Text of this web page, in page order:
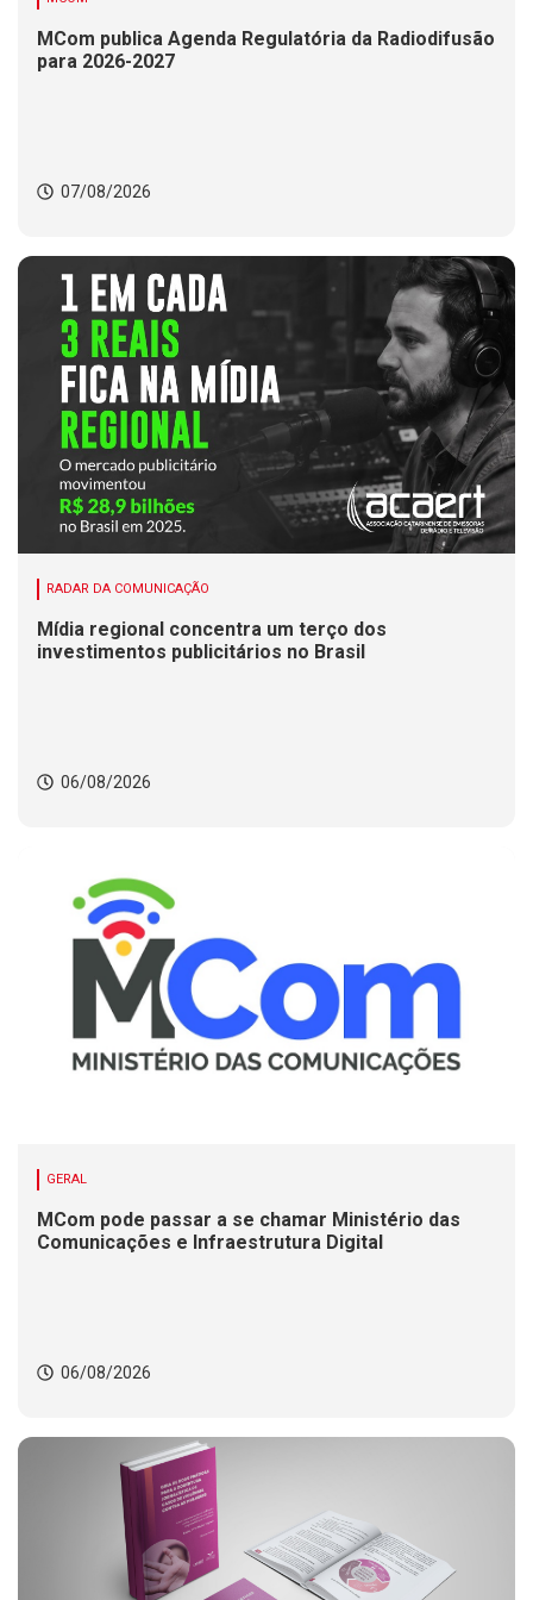
MCom publica Agenda Regulatória da Radiodifusão
para 2026-2027
07/08/2026
RADAR DA COMUNICAÇÃO
Mídia regional concentra um terço dos
investimentos publicitários no Brasil
06/08/2026
GERAL
MCom pode passar a se chamar Ministério das
Comunicações e Infraestrutura Digital
06/08/2026